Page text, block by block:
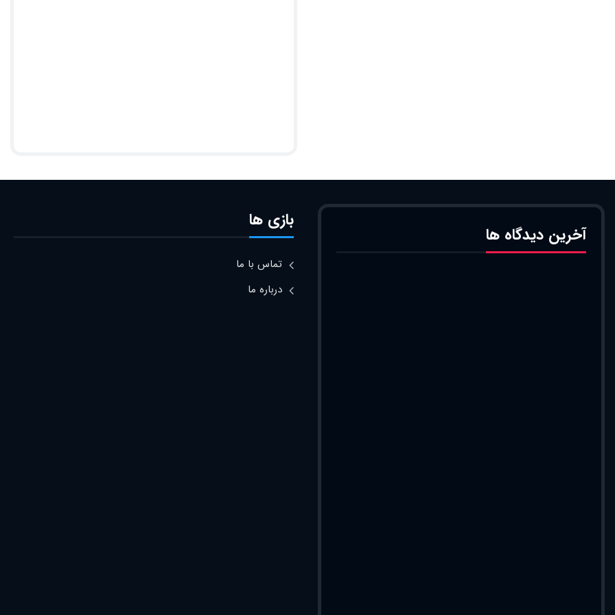
آخرین دیدگاه ها
بازی ها
تماس با ما
درباره ما